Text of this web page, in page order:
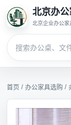
北京办公
北京企业办公家
首页 / 办公家具选购 /